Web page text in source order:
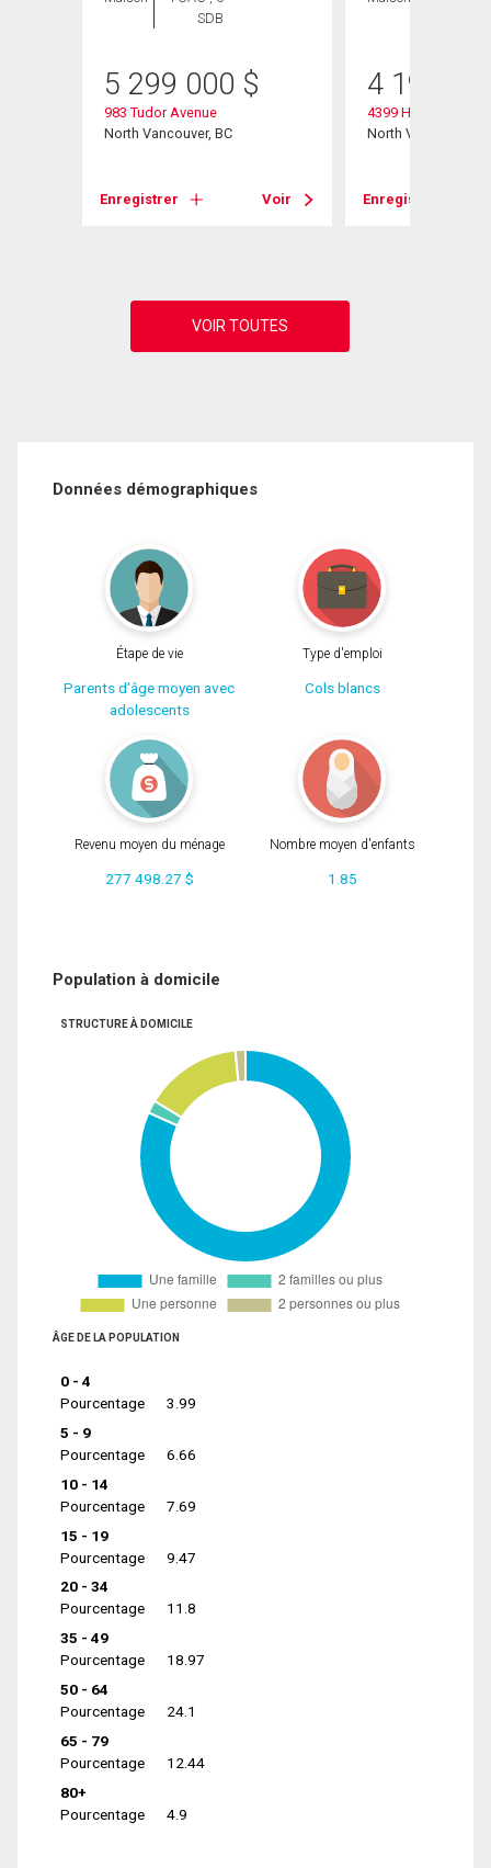
SDB
5 299 000 $
983 Tudor Avenue
North Vancouver, BC
Enregistrer Voir
4 195
4399 Highland
North Vancouver,
Enregistrer
Données démographiques
Étape de vie
Parents d'âge moyen avec
adolescents
Type d'emploi
Cols blancs
Revenu moyen du ménage
277 498.27 $
Nombre moyen d'enfants
1.85
Population à domicile
STRUCTURE À DOMICILE
ÂGE DE LA POPULATION
0 - 4
Pourcentage
3.99
5 - 9
Pourcentage
6.66
10 - 14
Pourcentage
7.69
15 - 19
Pourcentage
9.47
20 - 34
Pourcentage
11.8
35 - 49
Pourcentage
18.97
50 - 64
Pourcentage
24.1
65 - 79
Pourcentage
12.44
80+
Pourcentage
4.9